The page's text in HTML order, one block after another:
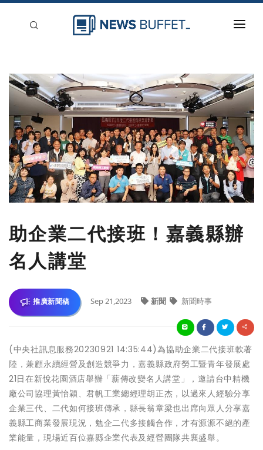
新聞稿分類
登入
刊登
助企業二代接班！嘉義縣辦
名人講堂
推廣新聞稿 Sep 21,2023 新聞 新聞時事
(中央社訊息服務20230921 14:35:44)為協助企業二代接班軟著
陸，兼顧永續經營及創造競爭力，嘉義縣政府勞工暨青年發展處
21日在新悅花園酒店舉辦「薪傳改變名人講堂」，邀請台中精機
廠公司協理黃怡穎、君帆工業總經理胡正杰，以過來人經驗分享
企業三代、二代如何接班傳承，縣長翁章梁也出席向眾人分享嘉
義縣工商業發展現況，勉企二代多接觸合作，才有源源不絕的產
業能量，現場近百位嘉縣企業代表及經營團隊共襄盛舉。